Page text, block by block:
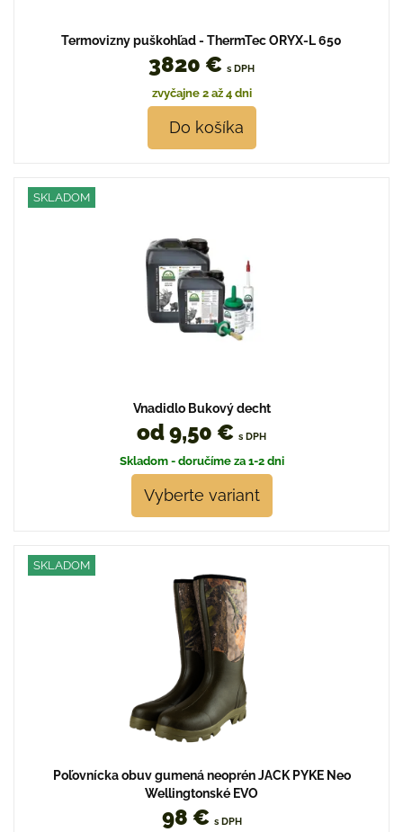
Termovizny puškohľad - ThermTec ORYX-L 650
3820 € s DPH
zvyčajne 2 až 4 dni
Do košíka
SKLADOM
Vnadidlo Bukový decht
od 9,50 € s DPH
Skladom - doručíme za 1-2 dni
Vyberte variant
SKLADOM
Poľovnícka obuv gumená neoprén JACK PYKE Neo
Wellingtonské EVO
98 € s DPH